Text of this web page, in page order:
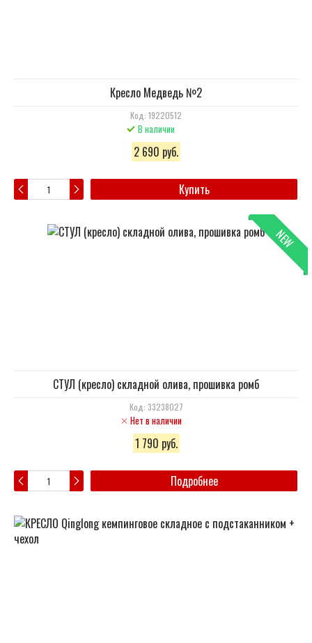
Кресло Медведь №2
Код: 19220512
В наличии
2 690 руб.
Купить
NEW
СТУЛ (кресло) складной олива, прошивка ромб
Код: 33238027
Нет в наличии
1 790 руб.
Подробнее